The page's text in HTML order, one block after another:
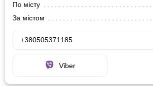
По місту
За містом
+380505371185
Viber